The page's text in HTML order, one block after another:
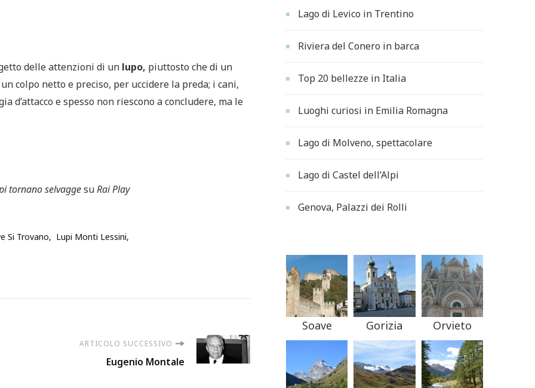
delle attenzioni di un lupo, piuttosto che di un
colpo netto e preciso, per uccidere la preda; i cani,
d’attacco e spesso non riescono a concludere, ma le
tornano selvaggesuRai Play
Si Trovano
Lupi Monti Lessini
ARTICOLO SUCCESSIVO
Eugenio Montale
Lago di Levico in Trentino
Riviera del Conero in barca
Top 20 bellezze in Italia
Luoghi curiosi in Emilia Romagna
Lago di Molveno, spettacolare
Lago di Castel dell’Alpi
Genova, Palazzi dei Rolli
Soave Gorizia Orvieto